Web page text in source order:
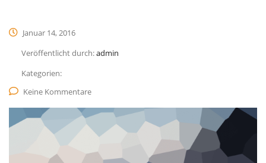
Januar 14, 2016
Veröffentlicht durch:admin
Kategorien:
Keine Kommentare